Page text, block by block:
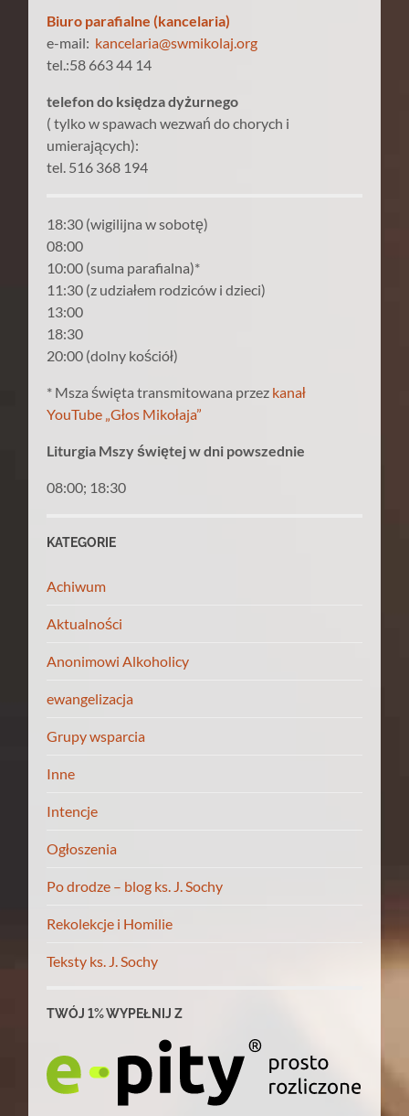
Biuro parafialne (kancelaria)
e-mail: kancelaria@swmikolaj.org
tel.:58 663 44 14
telefon do księdza dyżurnego
( tylko w spawach wezwań do chorych i
umierających):
tel. 516 368 194
18:30 (wigilijna w sobotę)
08:00
10:00 (suma parafialna)*
11:30 (z udziałem rodziców i dzieci)
13:00
18:30
20:00 (dolny kościół)
* Msza święta transmitowana przez kanał
YouTube „Głos Mikołaja”
Liturgia Mszy świętej w dni powszednie
08:00; 18:30
KATEGORIE
Achiwum
Aktualności
Anonimowi Alkoholicy
ewangelizacja
Grupy wsparcia
Inne
Intencje
Ogłoszenia
Po drodze – blog ks. J. Sochy
Rekolekcje i Homilie
Teksty ks. J. Sochy
TWÓJ 1% WYPEŁNIJ Z